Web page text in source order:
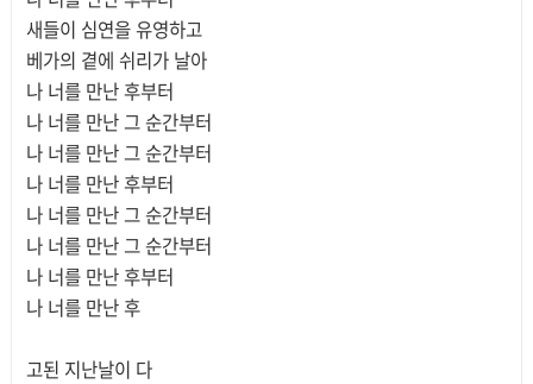
새들이 심연을 유영하고
베가의 곁에 쉬리가 날아
나 너를 만난 후부터
나 너를 만난 그 순간부터
나 너를 만난 그 순간부터
나 너를 만난 후부터
나 너를 만난 그 순간부터
나 너를 만난 그 순간부터
나 너를 만난 후부터
나 너를 만난 후
고된 지난날이 다